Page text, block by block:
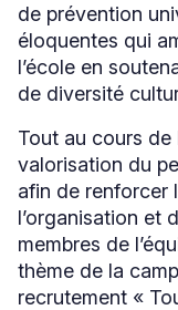
de prévention
éloquentes qui
l’école en
de diversité
Tout au cours de
valorisation du
afin de renforcer
l’organisation et
membres de
thème de la
recrutement «